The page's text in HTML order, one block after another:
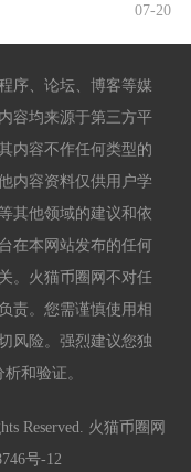
07-20
序、论坛、博客等媒
容均来源于第三方平
内容不作任何类型的
内容资料仅供用户学
其他领域的建议和依
在本网站发布的任何
。火猫币圈网不对任
责。您需谨慎使用相
风险。强烈建议您独
和验证。
Reserved. 火猫币圈网
号-12